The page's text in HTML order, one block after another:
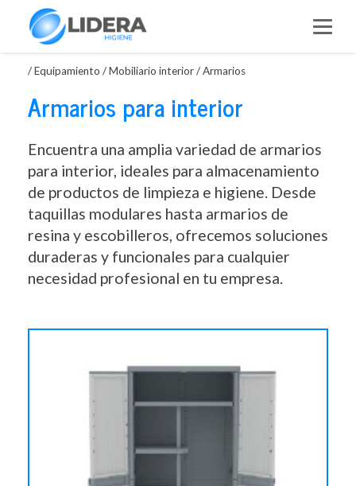
/Equipamiento /Mobiliario interior/Armarios
Armarios para interior
Encuentra una amplia variedad de armarios
para interior, ideales para almacenamiento
de productos de limpieza e higiene. Desde
taquillas modulares hasta armarios de
resina y escobilleros, ofrecemos soluciones
duraderas y funcionales para cualquier
necesidad profesional en tu empresa.